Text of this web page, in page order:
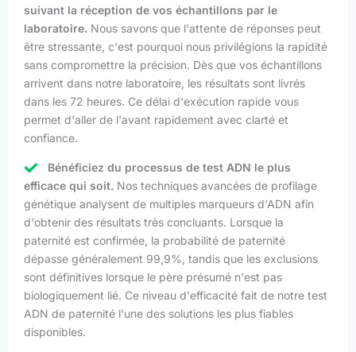
suivant la réception de vos échantillons par le
laboratoire. Nous savons que l'attente de réponses peut
être stressante, c'est pourquoi nous privilégions la rapidité
sans compromettre la précision. Dès que vos échantillons
arrivent dans notre laboratoire, les résultats sont livrés
dans les 72 heures. Ce délai d'exécution rapide vous
permet d'aller de l'avant rapidement avec clarté et
confiance.
Bénéficiez du processus de test ADN le plus
efficace qui soit. Nos techniques avancées de profilage
génétique analysent de multiples marqueurs d'ADN afin
d'obtenir des résultats très concluants. Lorsque la
paternité est confirmée, la probabilité de paternité
dépasse généralement 99,9%, tandis que les exclusions
sont définitives lorsque le père présumé n'est pas
biologiquement lié. Ce niveau d'efficacité fait de notre test
ADN de paternité l'une des solutions les plus fiables
disponibles.